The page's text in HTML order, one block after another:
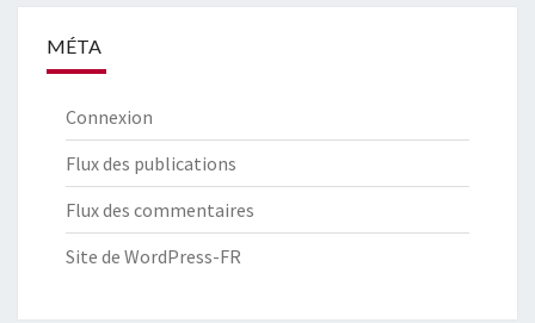
MÉTA
Connexion
Flux des publications
Flux des commentaires
Site de WordPress-FR